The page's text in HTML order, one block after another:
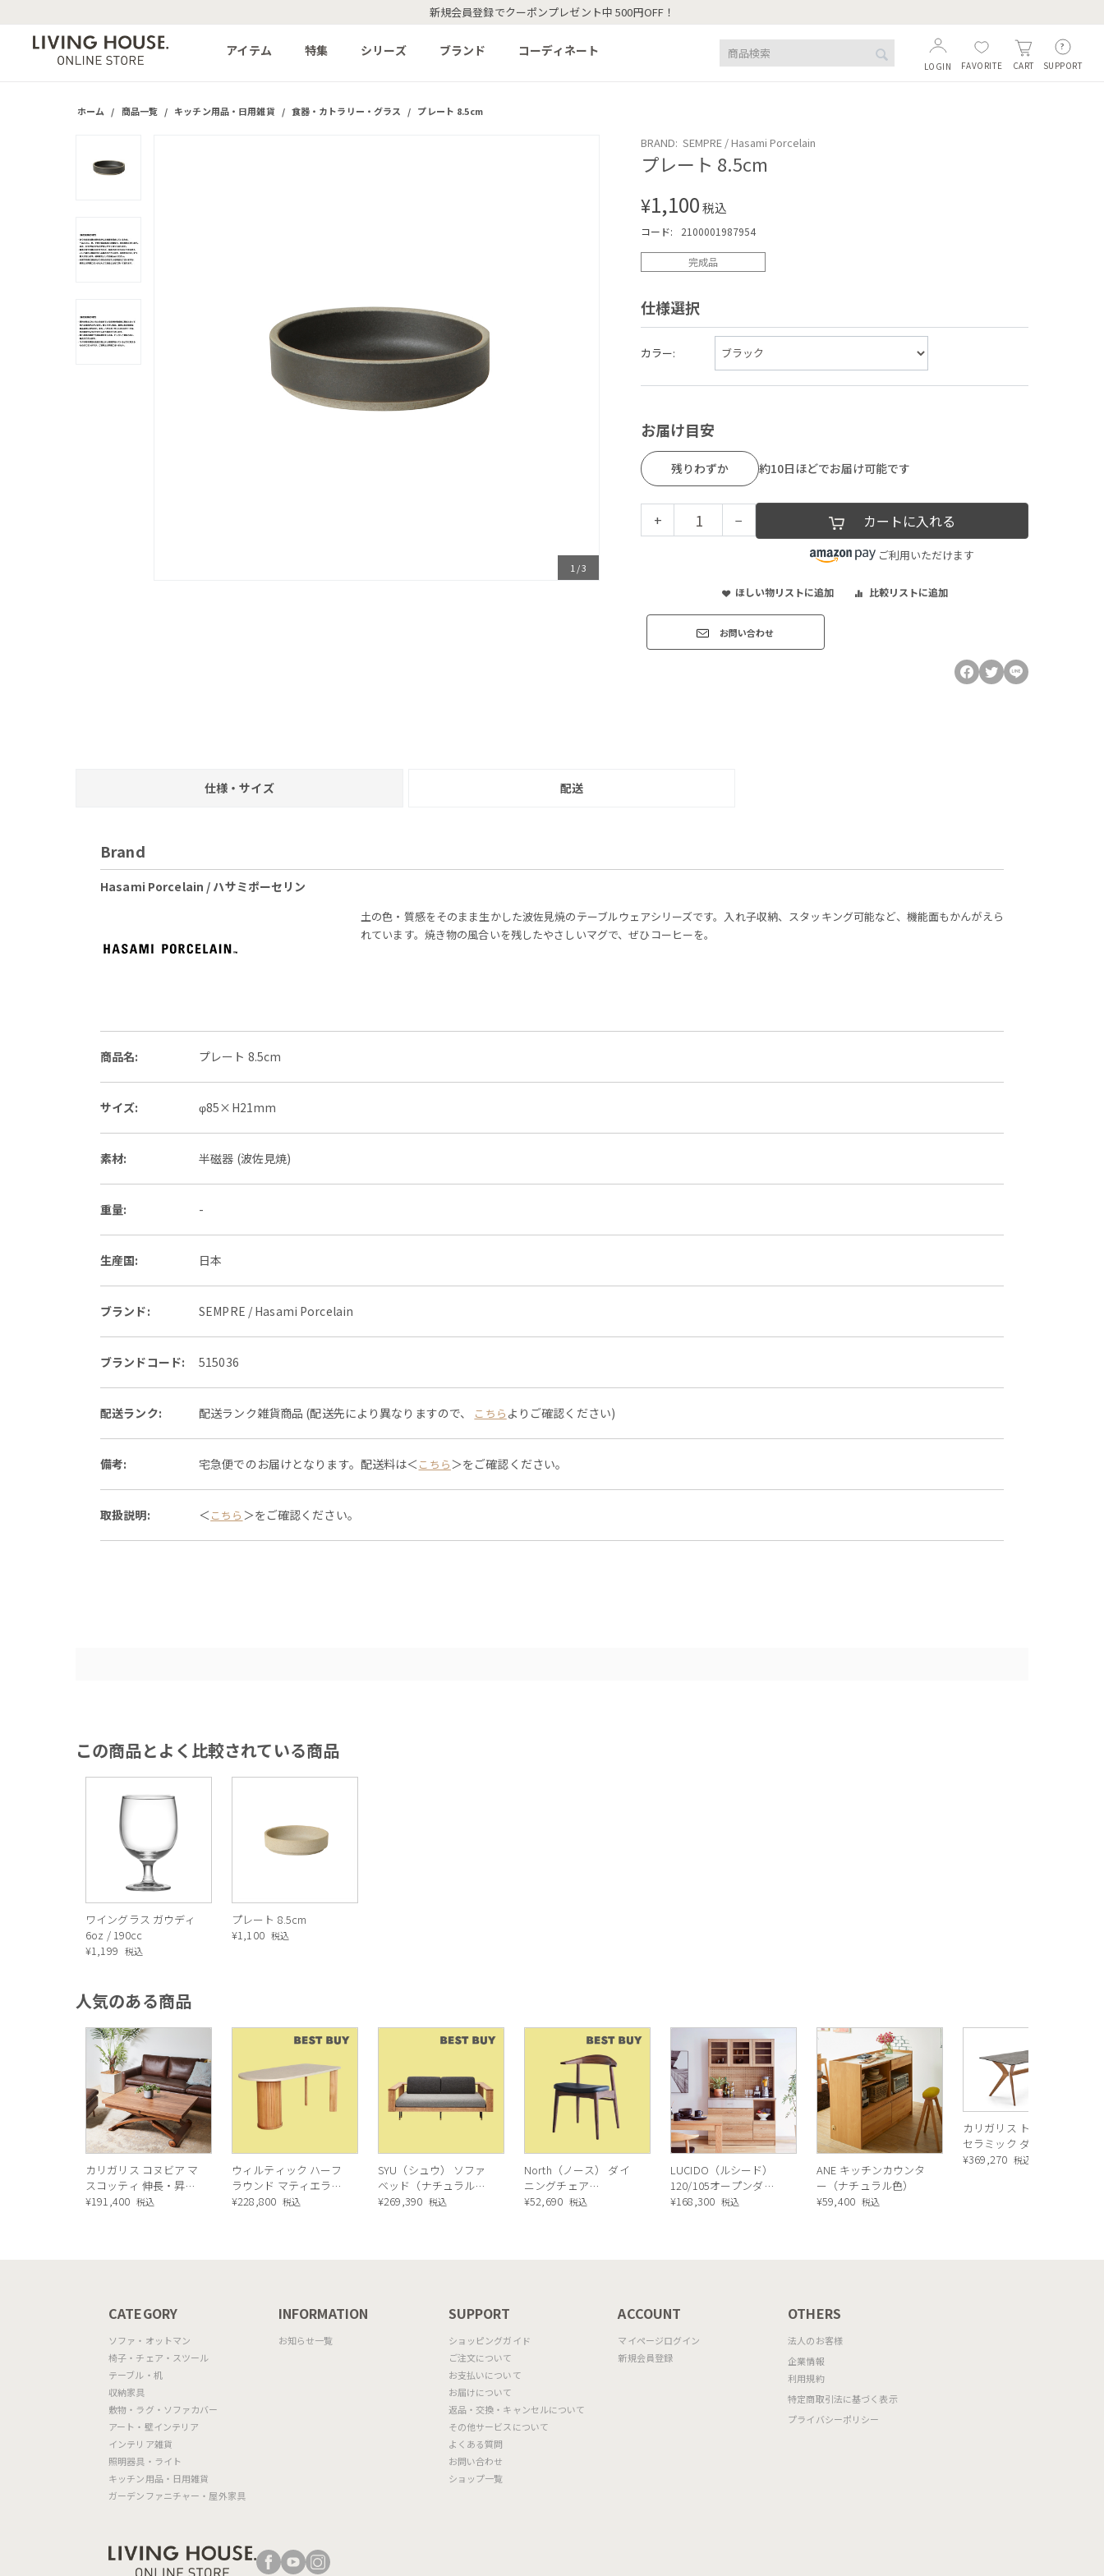
新規会員登録でクーポンプレゼント中 500円OFF！
アイテム 特集 シリーズ ブランド コーディネート
SUPPORT
CART
FAVORITE
LOGIN
ホーム / 商品一覧 / キッチン用品・日用雑貨 / 食器・カトラリー・グラス / プレート 8.5cm
1 /3
BRAND: SEMPRE / Hasami Porcelain
プレート 8.5cm
¥1,100税込
コード: 2100001987954
完成品
仕様選択
カラー:
お届け目安
残りわずか 約10日ほどでお届け可能です
+ − カートに入れる
ご利用いただけます
ほしい物リストに追加 比較リストに追加
お問い合わせ
仕様・サイズ 配送
Brand
Hasami Porcelain / ハサミポーセリン
土の色・質感をそのまま生かした波佐見焼のテーブルウェアシリーズです。入れ子収納、スタッキング可能など、機能面もかんがえら
れています。焼き物の風合いを残したやさしいマグで、ぜひコーヒーを。
商品名: プレート 8.5cm
サイズ: φ85×H21mm
素材: 半磁器 (波佐見焼)
重量: -
生産国: 日本
ブランド: SEMPRE / Hasami Porcelain
ブランドコード: 515036
配送ランク: 配送ランク雑貨商品 (配送先により異なりますので、 こちら よりご確認ください)
備考: 宅急便でのお届けとなります。配送料は＜ こちら ＞をご確認ください。
取扱説明: ＜ こちら ＞をご確認ください。
この商品とよく比較されている商品
ワイングラス ガウディ
6oz / 190cc
¥1,199 税込
プレート 8.5cm
¥1,100 税込
人気のある商品
カリガリス コヌビア マ
スコッティ 伸長・昇降
式テーブル ／ Calligaris
¥191,400 税込
ウィルティック ハーフ
ラウンド マティエラ塗
装 ダイニングテーブル
¥228,800 税込
SYU（シュウ） ソファ
ベッド（ナチュラル）
190cm
¥269,390 税込
North（ノース） ダイ
ニングチェア
AC02（ウォールナッ
¥52,690 税込
LUCIDO（ルシード）
120/105オープンダイ
ニングボード ナチュラ
¥168,300 税込
ANE キッチンカウンタ
ー（ナチュラル色）
¥59,400 税込
カリガリス トウキョウ
セラミック ダイニング
テーブル ／ Calligaris
¥369,270 税込
CATEGORY
ソファ・オットマン
椅子・チェア・スツール
テーブル・机
収納家具
敷物・ラグ・ソファカバー
アート・壁インテリア
インテリア雑貨
照明器具・ライト
キッチン用品・日用雑貨
ガーデンファニチャー・屋外家具
INFORMATION
お知らせ一覧
SUPPORT
ショッピングガイド
ご注文について
お支払いについて
お届けについて
返品・交換・キャンセルについて
その他サービスについて
よくある質問
お問い合わせ
ショップ一覧
ACCOUNT
マイページログイン
新規会員登録
OTHERS
法人のお客様
企業情報
利用規約
特定商取引法に基づく表示
プライバシーポリシー